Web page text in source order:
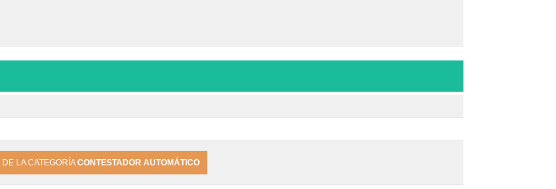
DE LA CATEGORÍACONTESTADOR AUTOMÁTICO